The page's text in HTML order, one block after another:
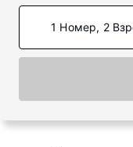
1 Номер, 2